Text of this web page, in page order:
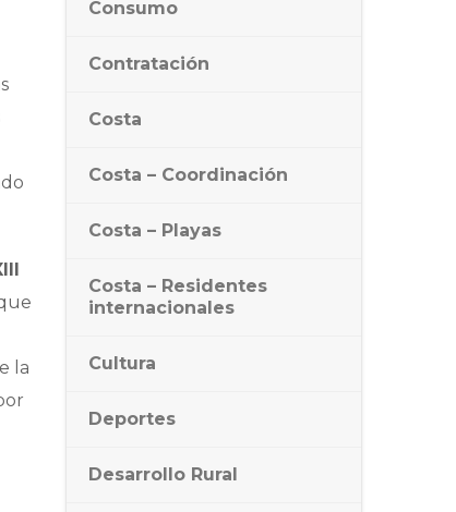
la
Consumo
Contratación
Costa
Costa – Coordinación
Costa – Playas
Costa – Residentes
internacionales
Cultura
Deportes
Desarrollo Rural